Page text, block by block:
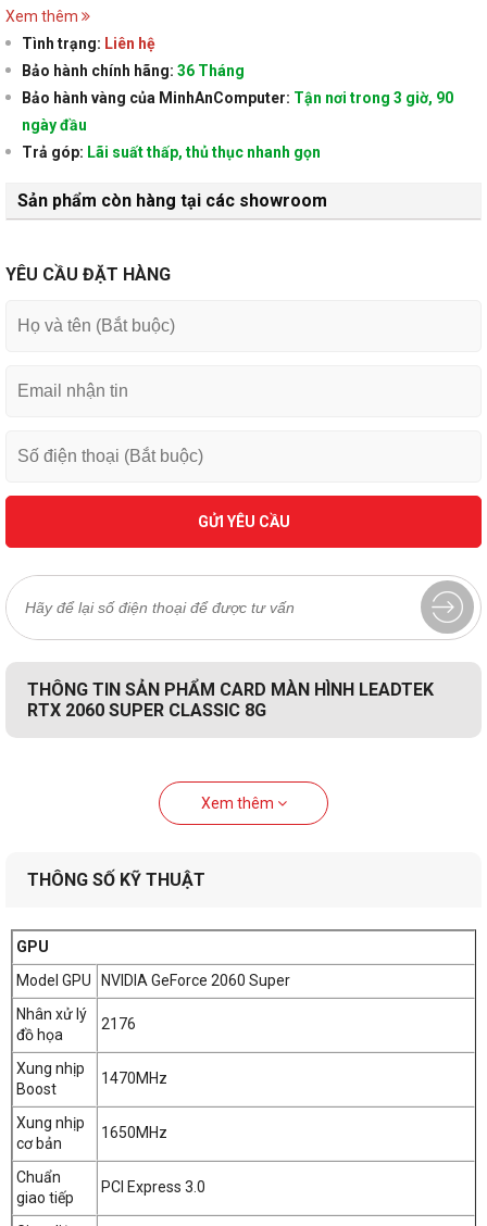
Xem thêm
Tình trạng: Liên hệ
Bảo hành chính hãng: 36 Tháng
Bảo hành vàng của MinhAnComputer: Tận nơi trong 3 giờ, 90
ngày đầu
Trả góp: Lãi suất thấp, thủ thục nhanh gọn
Sản phẩm còn hàng tại các showroom
YÊU CẦU ĐẶT HÀNG
GỬI YÊU CẦU
THÔNG TIN SẢN PHẨM CARD MÀN HÌNH LEADTEK
RTX 2060 SUPER CLASSIC 8G
Xem thêm
THÔNG SỐ KỸ THUẬT
GPU
Model GPU
NVIDIA GeForce 2060 Super
Nhân xử lý
đồ họa
2176
Xung nhịp
Boost
1470MHz
Xung nhịp
cơ bản
1650MHz
Chuẩn
giao tiếp
PCI Express 3.0